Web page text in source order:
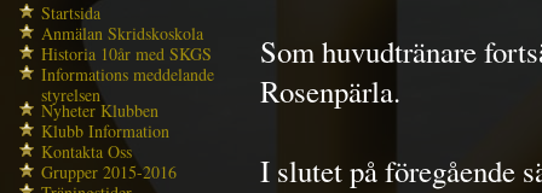
Startsida
Anmälan Skridskoskola
Historia 10år med SKGS
Informations meddelande
styrelsen
Nyheter Klubben
Klubb Information
Kontakta Oss
Grupper 2015-2016
Som huvudtränare
Rosenpärla.
I slutet på föregående